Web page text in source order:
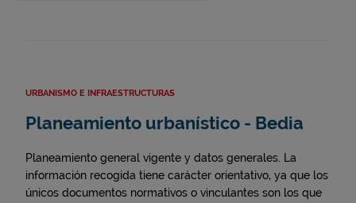
URBANISMO E INFRAESTRUCTURAS
Planeamiento urbanístico - Bedia
Planeamiento general vigente y datos generales. La
información recogida tiene carácter orientativo, ya que los
únicos documentos normativos o vinculantes son los que